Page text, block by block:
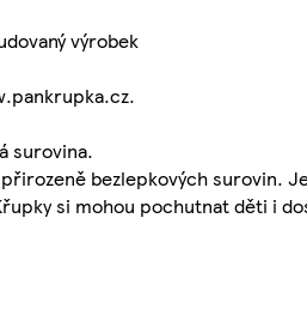
výrobek
surovina.
bezlepkových surovin.
si mohou pochutnat děti i